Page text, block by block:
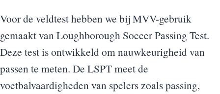
Voor de veldtest hebben we bij MVV-gebruik
gemaakt van Loughborough Soccer Passing Test.
Deze test is ontwikkeld om nauwkeurigheid van
passen te meten. De LSPT meet de
voetbalvaardigheden van spelers zoals passing,